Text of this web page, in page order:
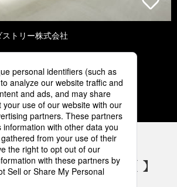
トリー株式会社
2 3 4 5
クの電気設備 SNSアカウント